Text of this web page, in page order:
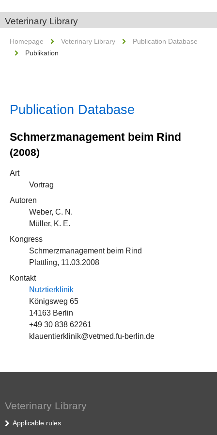
Veterinary Library
Homepage Veterinary Library
Publication Database
Publikation
Publication Database
Schmerzmanagement beim Rind
(2008)
Art
Vortrag
Autoren
Weber, C. N.
Müller, K. E.
Kongress
Schmerzmanagement beim Rind
Plattling, 11.03.2008
Kontakt
Nutztierklinik
Königsweg 65
14163 Berlin
+49 30 838 62261
klauentierklinik@vetmed.fu-berlin.de
Veterinary Library
Applicable rules